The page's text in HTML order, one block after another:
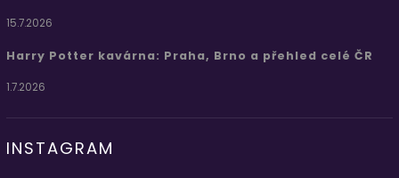
15.7.2026
Harry Potter kavárna: Praha, Brno a přehled celé ČR
1.7.2026
INSTAGRAM